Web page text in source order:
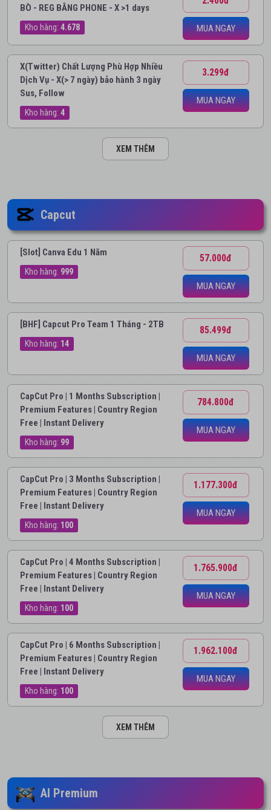
BÒ - REG BẰNG PHONE - X >1 days
Kho hàng: 4.678 MUA NGAY
X(Twitter) Chất Lượng Phù Hợp Nhiều
Dịch Vụ - X(> 7 ngày) bảo hành 3 ngày
Sus, Follow
Kho hàng: 4
3.299đ
MUA NGAY
XEM THÊM
Capcut
[Slot] Canva Edu 1 Năm
Kho hàng: 999
57.000đ
MUA NGAY
[BHF] Capcut Pro Team 1 Tháng - 2TB
Kho hàng: 14
85.499đ
MUA NGAY
CapCut Pro | 1 Months Subscription |
Premium Features | Country Region
Free | Instant Delivery
Kho hàng: 99
784.800đ
MUA NGAY
CapCut Pro | 3 Months Subscription |
Premium Features | Country Region
Free | Instant Delivery
Kho hàng: 100
1.177.300đ
MUA NGAY
CapCut Pro | 4 Months Subscription |
Premium Features | Country Region
Free | Instant Delivery
Kho hàng: 100
1.765.900đ
MUA NGAY
CapCut Pro | 6 Months Subscription |
Premium Features | Country Region
Free | Instant Delivery
Kho hàng: 100
1.962.100đ
MUA NGAY
XEM THÊM
AI Premium